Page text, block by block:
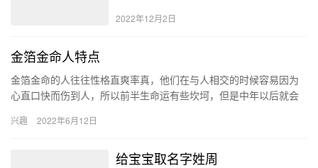
2022年12月2日
金箔金命人特点
金箔金命的人往往性格直爽率真，他们在与人相交的时候容易因为
心直口快而伤到人，所以前半生命运有些坎坷，但是中年以后就会
金箔…
兴趣 2022年6月12日
给宝宝取名字姓周